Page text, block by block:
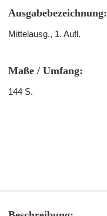
Ausgabebezeichnung:
Mittelausg., 1. Aufl.
Maße / Umfang:
144 S.